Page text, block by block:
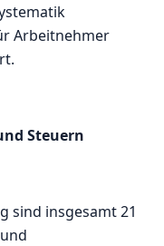
Arbeitnehmer
Steuern
sind insgesamt 21